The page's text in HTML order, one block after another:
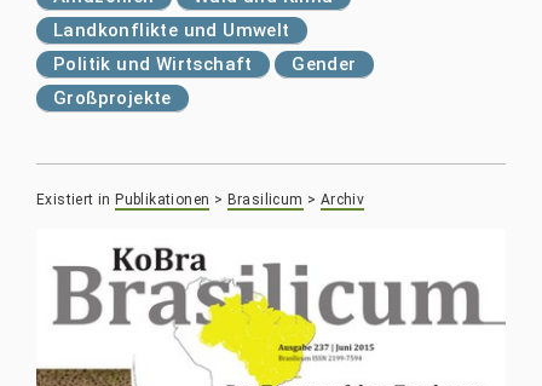
Landkonflikte und Umwelt
Politik und Wirtschaft
Gender
Großprojekte
Existiert in Publikationen > Brasilicum > Archiv